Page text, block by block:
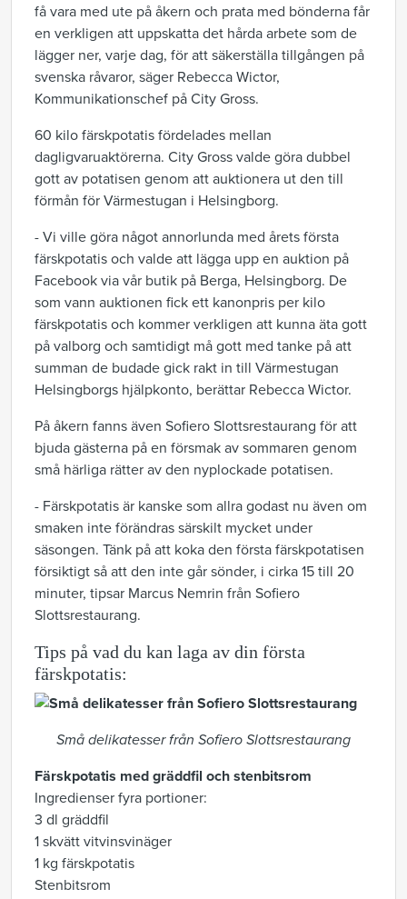
få vara med ute på åkern och prata med bönderna får
en verkligen att uppskatta det hårda arbete som de
lägger ner, varje dag, för att säkerställa tillgången på
svenska råvaror, säger Rebecca Wictor,
Kommunikationschef på City Gross.
60 kilo färskpotatis fördelades mellan
dagligvaruaktörerna. City Gross valde göra dubbel
gott av potatisen genom att auktionera ut den till
förmån för Värmestugan i Helsingborg.
- Vi ville göra något annorlunda med årets första
färskpotatis och valde att lägga upp en auktion på
Facebook via vår butik på Berga, Helsingborg. De
som vann auktionen fick ett kanonpris per kilo
färskpotatis och kommer verkligen att kunna äta gott
på valborg och samtidigt må gott med tanke på att
summan de budade gick rakt in till Värmestugan
Helsingborgs hjälpkonto, berättar Rebecca Wictor.
På åkern fanns även Sofiero Slottsrestaurang för att
bjuda gästerna på en försmak av sommaren genom
små härliga rätter av den nyplockade potatisen.
- Färskpotatis är kanske som allra godast nu även om
smaken inte förändras särskilt mycket under
säsongen. Tänk på att koka den första färskpotatisen
försiktigt så att den inte går sönder, i cirka 15 till 20
minuter, tipsar Marcus Nemrin från Sofiero
Slottsrestaurang.
Tips på vad du kan laga av din första
färskpotatis:
Små delikatesser från Sofiero Slottsrestaurang
Färskpotatis med gräddfil och stenbitsrom
Ingredienser fyra portioner:
3 dl gräddfil
1 skvätt vitvinsvinäger
1 kg färskpotatis
Stenbitsrom